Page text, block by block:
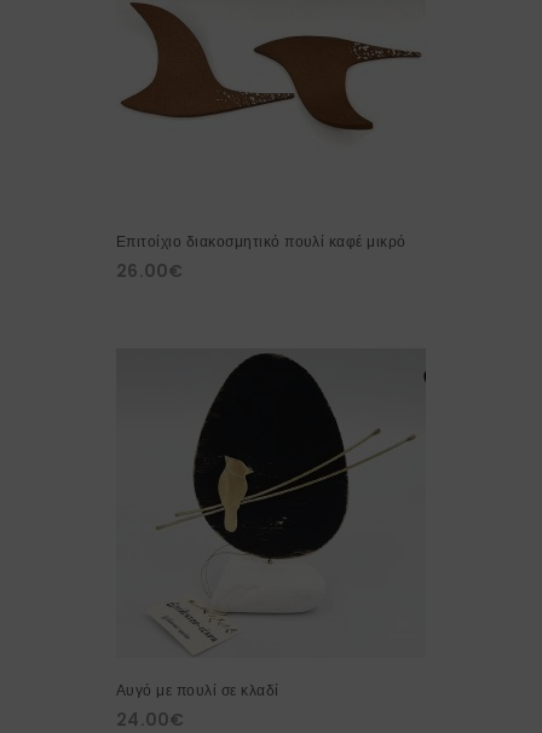
Επιτοίχιο διακοσμητικό πουλί καφέ μικρό
26.00€
Αυγό με πουλί σε κλαδί
24.00€